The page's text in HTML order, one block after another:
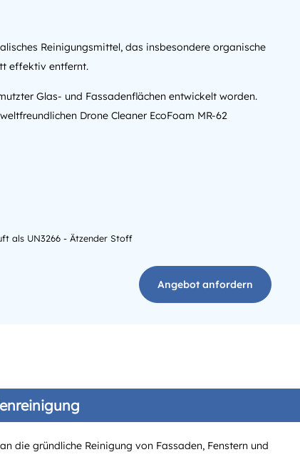
Reinigungsmittel, das insbesondere organische
effektiv entfernt.
Glas- und Fassadenflächen entwickelt worden.
Drone Cleaner EcoFoam MR-62
als UN3266 - Ätzender Stoff
Angebot anfordern
die gründliche Reinigung von Fassaden, Fenstern und